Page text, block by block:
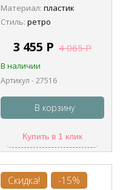
Материал: пластик
Стиль: ретро
3 455 Р 4 065Р
В наличии
Артикул - 27516
В корзину
Купить в 1 клик
Скидка! -15%